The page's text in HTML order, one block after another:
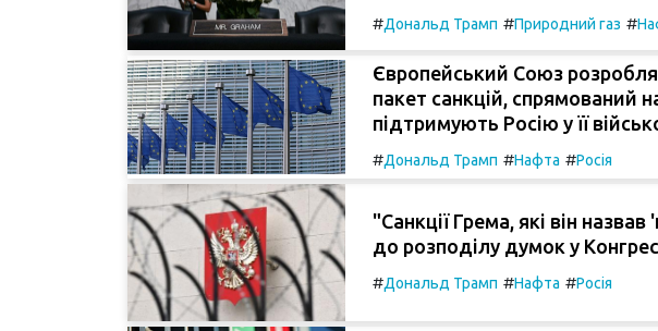
#Дональд Трамп #Природний газ #
Європейський Союз
пакет санкцій, спрямований
підтримують Росію у її
#Дональд Трамп #Нафта #Росія
"Санкції Грема, які він
до розподілу думок у
#Дональд Трамп #Нафта #Росія